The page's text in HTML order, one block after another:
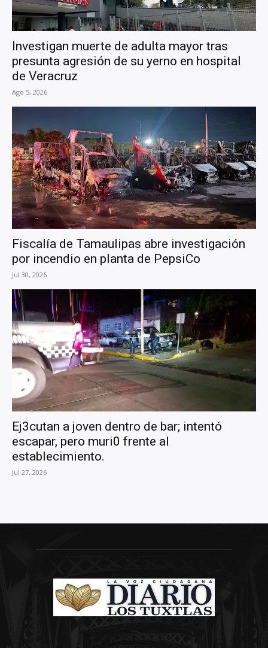
Investigan muerte de adulta mayor tras
presunta agresión de su yerno en hospital
de Veracruz
Ago 5, 2026
Fiscalía de Tamaulipas abre investigación
por incendio en planta de PepsiCo
Jul 30, 2026
Ej3cutan a joven dentro de bar; intentó
escapar, pero muri0 frente al
establecimiento.
Jul 27, 2026